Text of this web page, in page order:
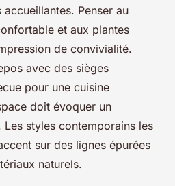
Penser au
et aux plantes
de convivialité.
avec des sièges
pour une cuisine
doit évoquer un
Les styles contemporains les
sur des lignes épurées
naturels.